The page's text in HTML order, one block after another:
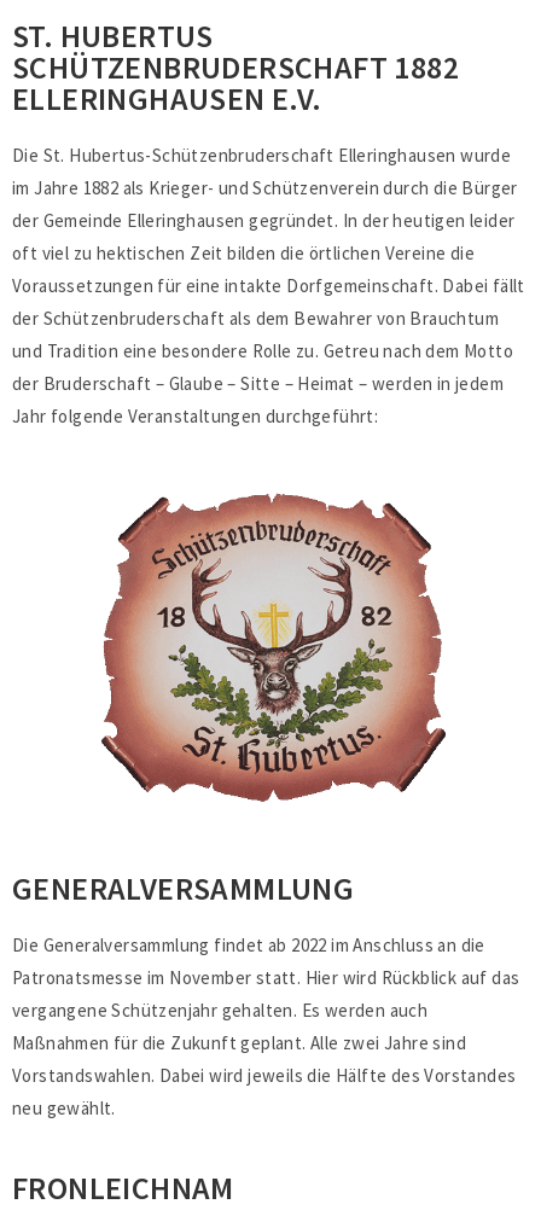
ST. HUBERTUS
SCHÜTZENBRUDERSCHAFT 1882
ELLERINGHAUSEN E.V.
Die St. Hubertus-Schützenbruderschaft Elleringhausen wurde
im Jahre 1882 als Krieger- und Schützenverein durch die Bürger
der Gemeinde Elleringhausen gegründet. In der heutigen leider
oft viel zu hektischen Zeit bilden die örtlichen Vereine die
Voraussetzungen für eine intakte Dorfgemeinschaft. Dabei fällt
der Schützenbruderschaft als dem Bewahrer von Brauchtum
und Tradition eine besondere Rolle zu. Getreu nach dem Motto
der Bruderschaft – Glaube – Sitte – Heimat – werden in jedem
Jahr folgende Veranstaltungen durchgeführt:
GENERALVERSAMMLUNG
Die Generalversammlung findet ab 2022 im Anschluss an die
Patronatsmesse im November statt. Hier wird Rückblick auf das
vergangene Schützenjahr gehalten. Es werden auch
Maßnahmen für die Zukunft geplant. Alle zwei Jahre sind
Vorstandswahlen. Dabei wird jeweils die Hälfte des Vorstandes
neu gewählt.
FRONLEICHNAM